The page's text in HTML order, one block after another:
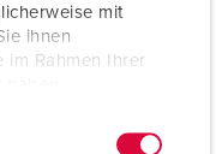
mit
ihnen
Rahmen Ihrer